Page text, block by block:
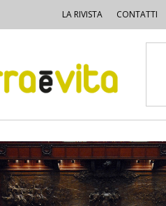
LA RIVISTA CONTATTI